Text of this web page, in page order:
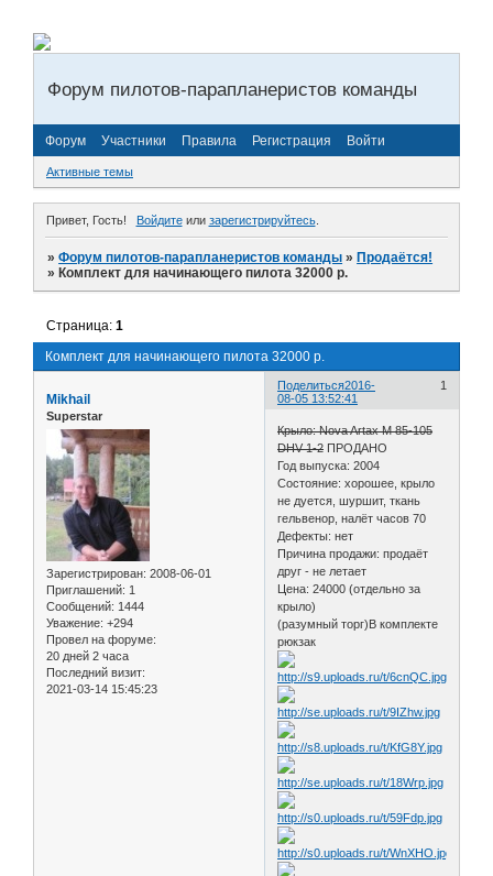
Форум пилотов-парапланеристов команды
Форум Участники Правила Регистрация Войти
Активные темы
Привет, Гость! Войдитеили зарегистрируйтесь.
»Форум пилотов-парапланеристов команды »Продаётся!
»Комплект для начинающего пилота 32000 р.
Комплект для начинающего пилота 32000 р.
Страница:1
Поделиться 1
2016-
08-05 13:52:41
Mikhail
Superstar
Зарегистрирован: 2008-06-01
Приглашений: 1
Сообщений: 1444
Уважение: +294
Провел на форуме:
20 дней 2 часа
Последний визит:
2021-03-14 15:45:23
Крыло: Nova Artax M 85-105
DHV 1-2 ПРОДАНО
Год выпуска: 2004
Состояние: хорошее, крыло
не дуется, шуршит, ткань
гельвенор, налёт часов 70
Дефекты: нет
Причина продажи: продаёт
друг - не летает
Цена: 24000 (отдельно за
крыло)
(разумный торг)В комплекте
рюкзак